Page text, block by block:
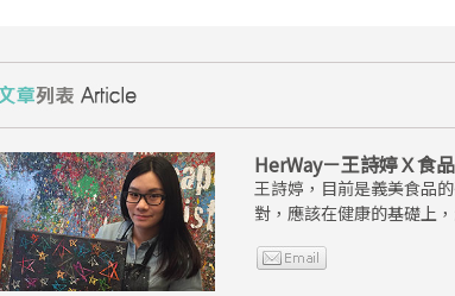
HerWay－王詩婷Ｘ食
王詩婷，目前是義美食品
對，應該在健康的基礎上